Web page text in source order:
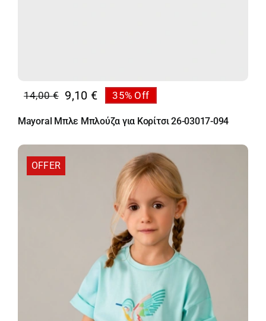
14,00€
Original
price
was:
14,00 €.
9,10 €
Η
τρέχουσα
τιμή
είναι:
9,10 €.
35% Off
Mayoral Μπλε Μπλούζα για Κορίτσι 26-03017-094
OFFER